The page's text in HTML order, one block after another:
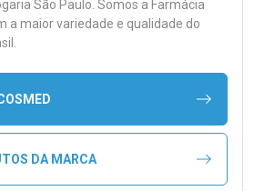
São Paulo. Somos a Farmácia
a maior variedade e qualidade do
DA MARCA